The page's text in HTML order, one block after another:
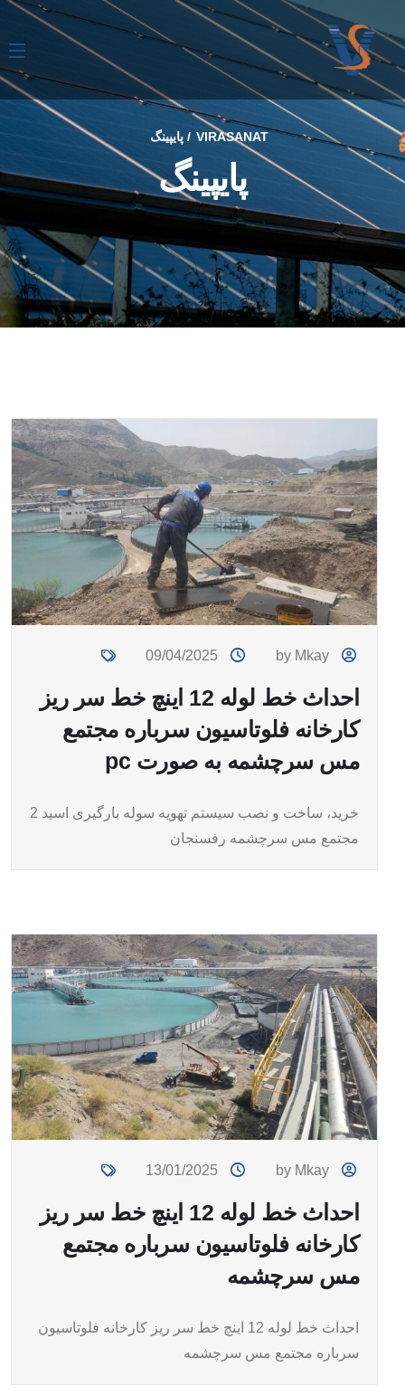
VIRASANAT پایپینگ
پایپینگ
by Mkay
09/04/2025
احداث خط لوله 12 اینچ خط سر ریز
کارخانه فلوتاسیون سرباره مجتمع
مس سرچشمه به صورت pc
خرید، ساخت و نصب سیستم تهویه سوله بارگیری اسید 2
مجتمع مس سرچشمه رفسنجان
by Mkay
13/01/2025
احداث خط لوله 12 اینچ خط سر ریز
کارخانه فلوتاسیون سرباره مجتمع
مس سرچشمه
احداث خط لوله 12 اینچ خط سر ریز کارخانه فلوتاسیون
سرباره مجتمع مس سرچشمه